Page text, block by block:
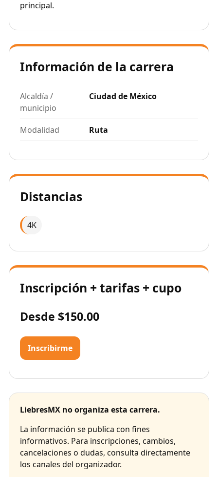
principal.
Información de la carrera
Alcaldía /
municipio
Ciudad de México
Modalidad Ruta
Distancias
4K
Inscripción + tarifas + cupo
Desde $150.00
Inscribirme
LiebresMX no organiza esta carrera.
La información se publica con fines
informativos. Para inscripciones, cambios,
cancelaciones o dudas, consulta directamente
los canales del organizador.